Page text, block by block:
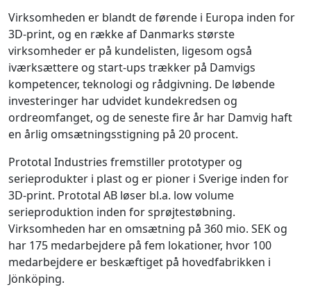
Virksomheden er blandt de førende i Europa inden for
3D-print, og en række af Danmarks største
virksomheder er på kundelisten, ligesom også
iværksættere og start-ups trækker på Damvigs
kompetencer, teknologi og rådgivning. De løbende
investeringer har udvidet kundekredsen og
ordreomfanget, og de seneste fire år har Damvig haft
en årlig omsætningsstigning på 20 procent.
Prototal Industries fremstiller prototyper og
serieprodukter i plast og er pioner i Sverige inden for
3D-print. Prototal AB løser bl.a. low volume
serieproduktion inden for sprøjtestøbning.
Virksomheden har en omsætning på 360 mio. SEK og
har 175 medarbejdere på fem lokationer, hvor 100
medarbejdere er beskæftiget på hovedfabrikken i
Jönköping.